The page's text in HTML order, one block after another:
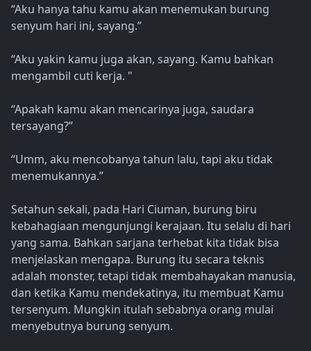
“Aku hanya tahu kamu akan menemukan burung
senyum hari ini, sayang.”
“Aku yakin kamu juga akan, sayang. Kamu bahkan
mengambil cuti kerja. "
“Apakah kamu akan mencarinya juga, saudara
tersayang?”
“Umm, aku mencobanya tahun lalu, tapi aku tidak
menemukannya.”
Setahun sekali, pada Hari Ciuman, burung biru
kebahagiaan mengunjungi kerajaan. Itu selalu di hari
yang sama. Bahkan sarjana terhebat kita tidak bisa
menjelaskan mengapa. Burung itu secara teknis
adalah monster, tetapi tidak membahayakan manusia,
dan ketika Kamu mendekatinya, itu membuat Kamu
tersenyum. Mungkin itulah sebabnya orang mulai
menyebutnya burung senyum.